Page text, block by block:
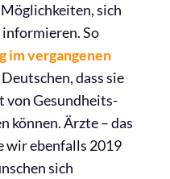
sich
So
im vergangenen
dass sie
von Gesundheits-
können. Ärzte – das
wir ebenfalls 2019
sich